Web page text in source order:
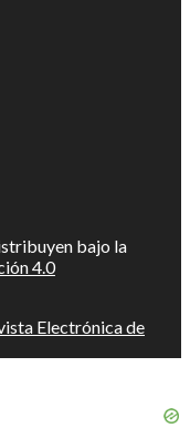
bajo la
4.0
Electrónica de